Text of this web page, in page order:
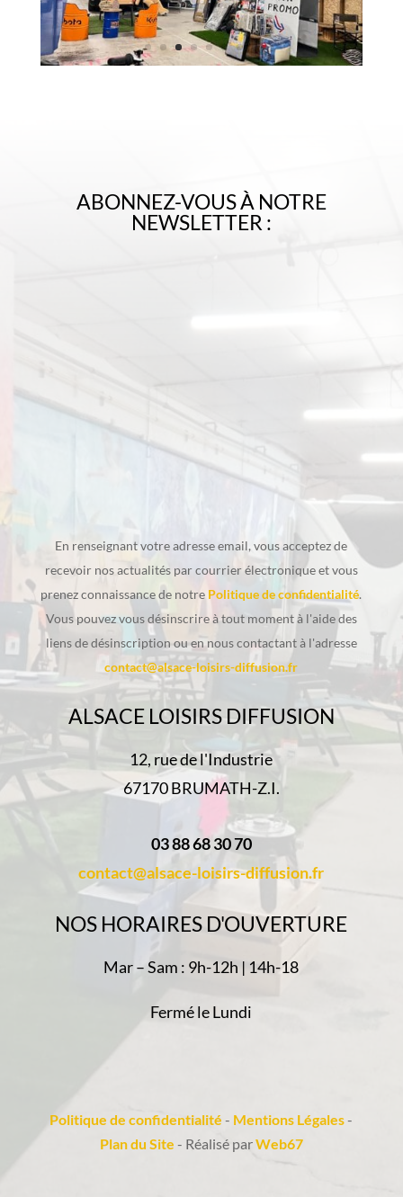
ABONNEZ-VOUS À NOTRE
NEWSLETTER :
En renseignant votre adresse email, vous acceptez de
recevoir nos actualités par courrier électronique et vous
prenez connaissance de notre Politique de confidentialité.
Vous pouvez vous désinscrire à tout moment à l'aide des
liens de désinscription ou en nous contactant à l'adresse
contact@alsace-loisirs-diffusion.fr
ALSACE LOISIRS DIFFUSION
12, rue de l'Industrie
67170 BRUMATH-Z.I.
03 88 68 30 70
contact@alsace-loisirs-diffusion.fr
NOS HORAIRES D'OUVERTURE
Mar – Sam : 9h-12h | 14h-18
Fermé le Lundi
Politique de confidentialité - Mentions Légales-
Plan du Site - Réalisé parWeb67